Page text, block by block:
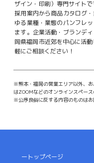
ザイン・印刷）専門サイトで
採用案内から商品カタログ
ゆる業種・業態のパンフレ
ます。企業活動・ブランデ
岡県福岡市近郊を中心に活
軽にご相談ください！
※熊本・福岡の営業エリア以外、
はZOOMなどのオンラインスペー
※公序良俗に反する内容のものはお
ートップページ